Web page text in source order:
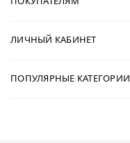
ЛИЧНЫЙ КАБИНЕТ
ПОПУЛЯРНЫЕ КАТЕГОРИИ